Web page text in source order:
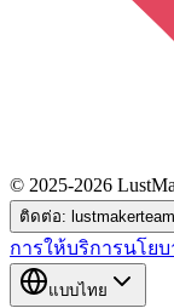
© 2025-2026
ติดต่อ:
การให้บริการนโย
แบบไทย